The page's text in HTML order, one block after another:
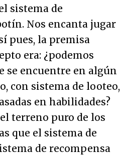
sistema de
Nos encanta jugar
pues, la premisa
era: ¿podemos
se encuentre en algún
con sistema de looteo,
en habilidades?
terreno puro de los
que el sistema de
de recompensa